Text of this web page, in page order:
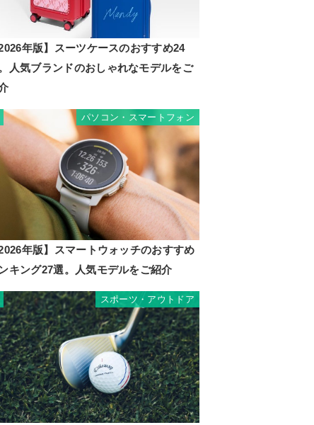
2026年版】スーツケースのおすすめ24
人気ブランドのおしゃれなモデルをご
パソコン・スマートフォン
2026年版】スマートウォッチのおすすめ
キング27選。人気モデルをご紹介
スポーツ・アウトドア